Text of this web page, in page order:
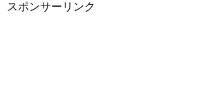
スポンサーリンク